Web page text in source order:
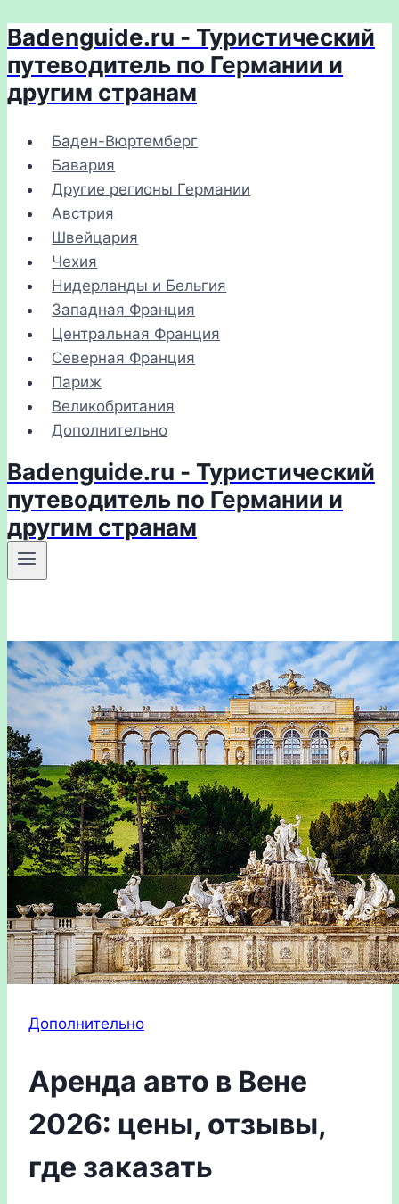
Перейти
к
содержимому
Badenguide.ru - Туристический
путеводитель по Германии и
другим странам
Баден-Вюртемберг
Бавария
Другие регионы Германии
Австрия
Швейцария
Чехия
Нидерланды и Бельгия
Западная Франция
Центральная Франция
Северная Франция
Париж
Великобритания
Дополнительно
Badenguide.ru - Туристический
путеводитель по Германии и
другим странам
Дополнительно
Аренда авто в Вене
2026: цены, отзывы,
где заказать